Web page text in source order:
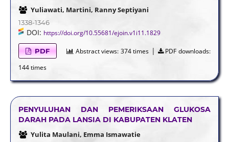
Yuliawati, Martini, Ranny Septiyani
1338-1346
DOI: https://doi.org/10.55681/ejoin.v1i11.1829
PDF Abstract views: 374 times |
PDF downloads:
144 times
PENYULUHAN DAN PEMERIKSAAN GLUKOSA
DARAH PADA LANSIA DI KABUPATEN KLATEN
Yulita Maulani, Emma Ismawatie